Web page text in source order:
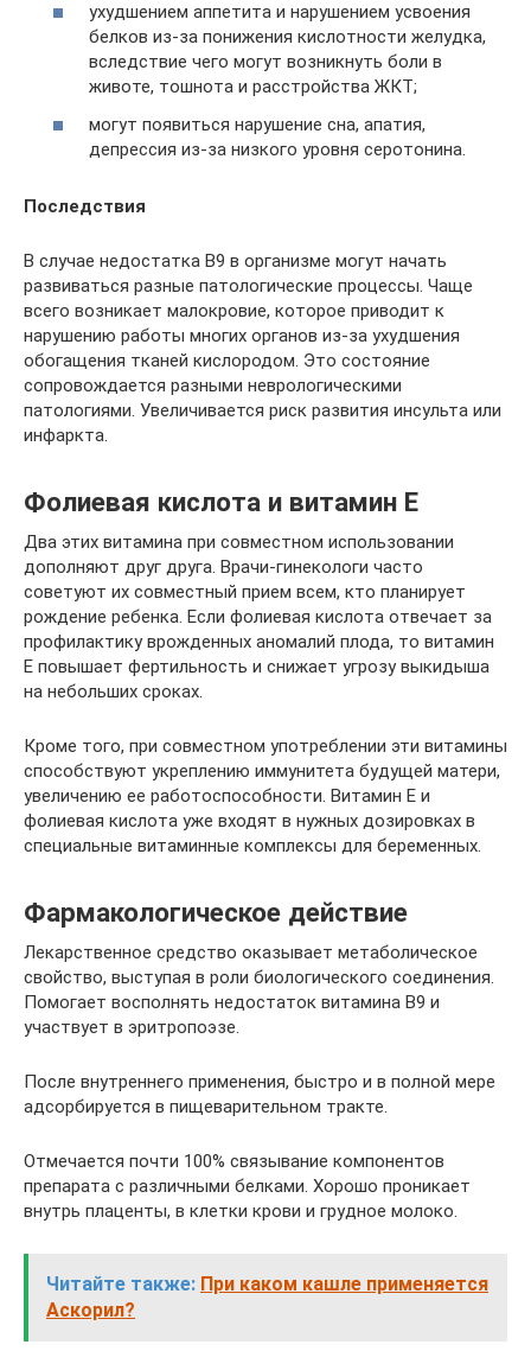
ухудшением аппетита и нарушением усвоения
белков из-за понижения кислотности желудка,
вследствие чего могут возникнуть боли в
животе, тошнота и расстройства ЖКТ;
могут появиться нарушение сна, апатия,
депрессия из-за низкого уровня серотонина.
Последствия
В случае недостатка B9 в организме могут начать
развиваться разные патологические процессы. Чаще
всего возникает малокровие, которое приводит к
нарушению работы многих органов из-за ухудшения
обогащения тканей кислородом. Это состояние
сопровождается разными неврологическими
патологиями. Увеличивается риск развития инсульта или
инфаркта.
Фолиевая кислота и витамин Е
Два этих витамина при совместном использовании
дополняют друг друга. Врачи-гинекологи часто
советуют их совместный прием всем, кто планирует
рождение ребенка. Если фолиевая кислота отвечает за
профилактику врожденных аномалий плода, то витамин
Е повышает фертильность и снижает угрозу выкидыша
на небольших сроках.
Кроме того, при совместном употреблении эти витамины
способствуют укреплению иммунитета будущей матери,
увеличению ее работоспособности. Витамин Е и
фолиевая кислота уже входят в нужных дозировках в
специальные витаминные комплексы для беременных.
Фармакологическое действие
Лекарственное средство оказывает метаболическое
свойство, выступая в роли биологического соединения.
Помогает восполнять недостаток витамина В9 и
участвует в эритропоэзе.
После внутреннего применения, быстро и в полной мере
адсорбируется в пищеварительном тракте.
Отмечается почти 100% связывание компонентов
препарата с различными белками. Хорошо проникает
внутрь плаценты, в клетки крови и грудное молоко.
Читайте также: При каком кашле применяется
Аскорил?